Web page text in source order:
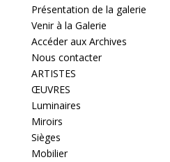
Présentation de la galerie
Venir à la Galerie
Accéder aux Archives
Nous contacter
ARTISTES
ŒUVRES
Luminaires
Miroirs
Sièges
Mobilier